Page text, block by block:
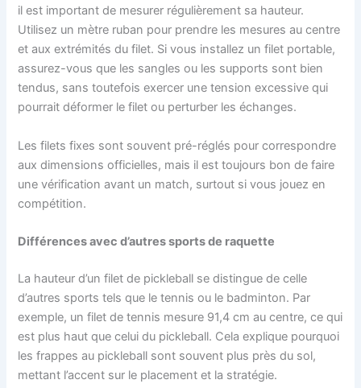
il est important de mesurer régulièrement sa hauteur.
Utilisez un mètre ruban pour prendre les mesures au centre
et aux extrémités du filet. Si vous installez un filet portable,
assurez-vous que les sangles ou les supports sont bien
tendus, sans toutefois exercer une tension excessive qui
pourrait déformer le filet ou perturber les échanges.
Les filets fixes sont souvent pré-réglés pour correspondre
aux dimensions officielles, mais il est toujours bon de faire
une vérification avant un match, surtout si vous jouez en
compétition.
Différences avec d’autres sports de raquette
La hauteur d’un filet de pickleball se distingue de celle
d’autres sports tels que le tennis ou le badminton. Par
exemple, un filet de tennis mesure 91,4 cm au centre, ce qui
est plus haut que celui du pickleball. Cela explique pourquoi
les frappes au pickleball sont souvent plus près du sol,
mettant l’accent sur le placement et la stratégie.